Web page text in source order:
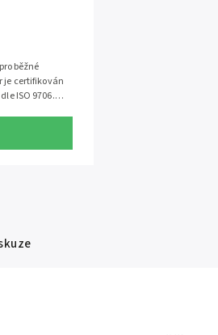
běžné
je certifikován
ISO 9706.